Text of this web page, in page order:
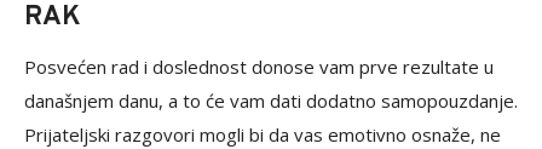
RAK
Posvećen rad i doslednost donose vam prve rezultate u
današnjem danu, a to će vam dati dodatno samopouzdanje.
Prijateljski razgovori mogli bi da vas emotivno osnaže, ne